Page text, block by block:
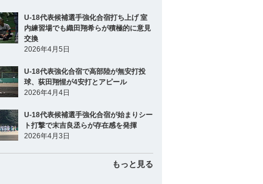
U-18代表候補選手強化合宿打ち上げ 室
内練習場でも織田翔希らが積極的に意見
交換
2026年4月5日
U-18代表強化合宿で高部陸が無安打投
球、荻田翔惺が4安打とアピール
2026年4月4日
U-18代表候補選手強化合宿が始まりシー
ト打撃で末吉良丞らが存在感を発揮
2026年4月3日
もっと見る